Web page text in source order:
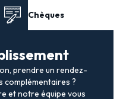
Chèques
prendre un rendez-
?
et notre équipe vous